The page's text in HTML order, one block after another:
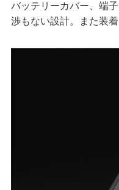
バッテリーカバー、端
渉もない設計。また装